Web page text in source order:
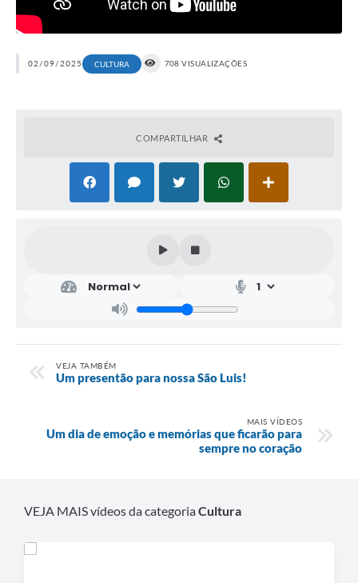
02/09/2025 CULTURA 708 VISUALIZAÇÕES
COMPARTILHAR
VEJA TAMBÉM
Um presentão para nossa São Luis!
MAIS VÍDEOS
Um dia de emoção e memórias que ficarão para
sempre no coração
VEJA MAIS vídeos da categoriaCultura